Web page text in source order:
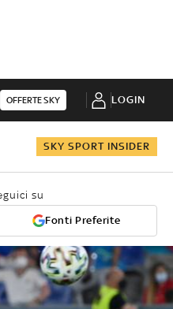
OFFERTE SKY LOGIN
SKY SPORT INSIDER
su
Fonti Preferite